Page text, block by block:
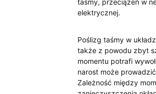
taśmy, przeciążeń w
elektrycznej.
Poślizg taśmy w
także z powodu zbyt
momentu potrafi
narost może
Zależność między